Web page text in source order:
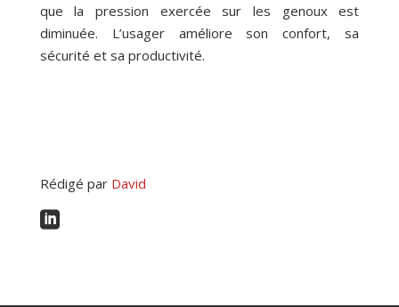
que la pression exercée sur les genoux est
diminuée. L’usager améliore son confort, sa
sécurité et sa productivité.
Rédigé par David
